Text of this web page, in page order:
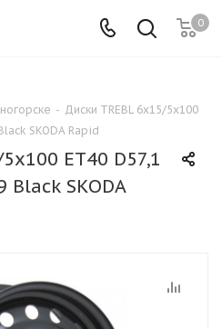
0
- Диски TREBL 6х15/5х100
SKODA Rapid
ЕТ40 D57,1
Black SKODA